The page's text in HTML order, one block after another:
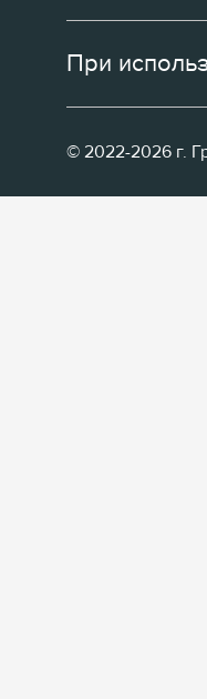
При
© 2022-2026 г.